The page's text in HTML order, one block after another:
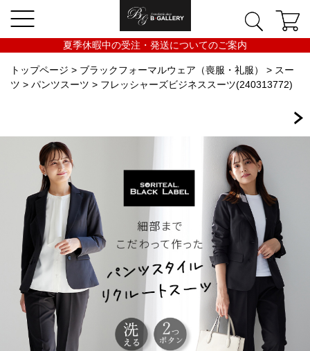
夏季休暇中の受注・発送についてのご案内
トップページ > ブラックフォーマルウェア（喪服・礼服） > スー
ツ > パンツスーツ > フレッシャーズビジネススーツ(240313772)